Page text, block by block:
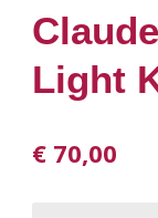
Light
€ 70,00